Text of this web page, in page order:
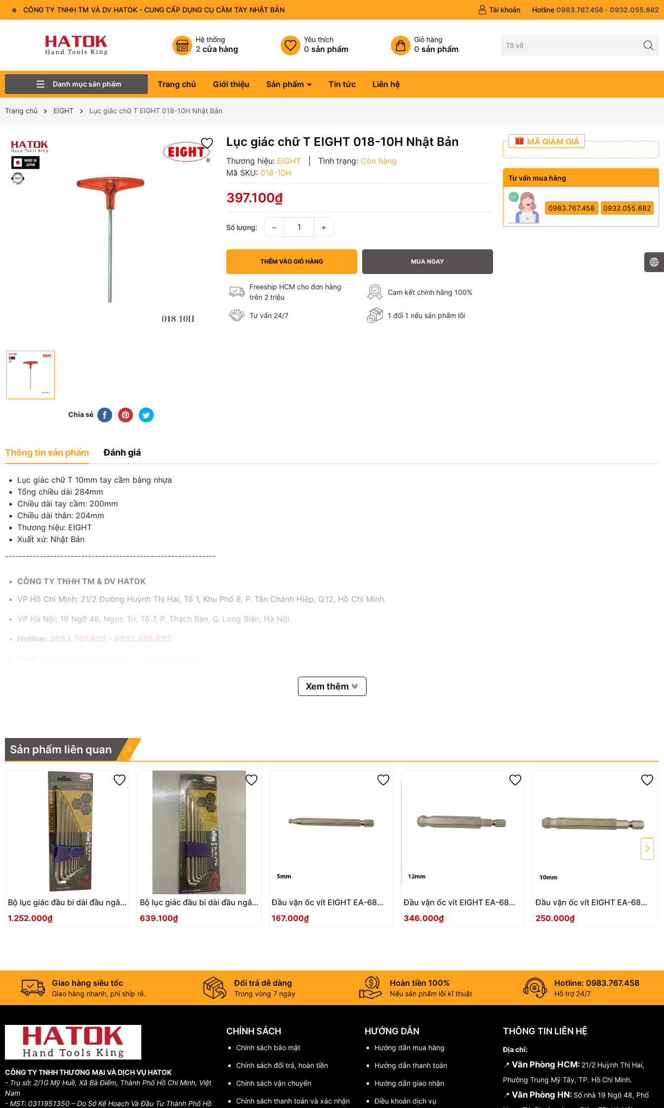
CÔNG TY TNHH TM VÀ DV HATOK - CUNG CẤP DỤNG CỤ CẦM TAY NHẬT BẢN Tài khoản Hotline 0983.767.458 - 0932.055.682
Hệ thống
2 cửa hàng
Yêu thích
0 sản phẩm
Giỏ hàng
0 sản phẩm
Danh mục sản phẩm Trang chủ Giới thiệu Sản phẩm Tin tức Liên hệ
Trang chủ EIGHT Lục giác chữ T EIGHT 018-10H Nhật Bản
Chia sẻ
Lục giác chữ T EIGHT 018-10H Nhật Bản
Thương hiệu: EIGHT Tình trạng: Còn hàng
Mã SKU: 018-10H
397.100₫
Số lượng: − +
THÊM VÀO GIỎ HÀNG MUA NGAY
Freeship HCM cho đơn hàng
trên 2 triệu
Cam kết chính hãng 100%
Tư vấn 24/7 1 đổi 1 nếu sản phẩm lỗi
MÃ GIẢM GIÁ
Tư vấn mua hàng
0983.767.458 0932.055.682
Thông tin sản phẩm Đánh giá
Lục giác chữ T 10mm tay cầm bằng nhựa
Tổng chiều dài 284mm
Chiều dài tay cầm: 200mm
Chiều dài thân: 204mm
Thương hiệu: EIGHT
Xuất xứ: Nhật Bản
-------------------------------------------------------------
CÔNG TY TNHH TM & DV HATOK
VP Hồ Chí Minh: 21/2 Đường Huỳnh Thị Hai, Tổ 1, Khu Phố 8, P. Tân Chánh Hiệp, Q.12, Hồ Chí Minh.
VP Hà Nội: 19 Ngõ 48, Ngọc Trì, Tổ 7, P. Thạch Bàn, Q. Long Biên, Hà Nội.
Hotline: 0983.767.458 – 0932.055.682
Xem thêm
Sản phẩm liên quan
Bộ lục giác đầu bi dài đầu ngắn
EIGHT TTS-9
1.252.000₫
Bộ lục giác đầu bi dài đầu ngắn
EIGHT TTS-7
639.100₫
Đầu vặn ốc vít EIGHT EA-68
(5mmx100)
167.000₫
Đầu vặn ốc vít EIGHT EA-68
(12mmx100)
346.000₫
Đầu vặn ốc vít EIGHT EA-68
(10mmx100)
250.000₫
Giao hàng siêu tốc
Giao hàng nhanh, phí ship rẻ.
Đổi trả dễ dàng
Trong vòng 7 ngày
Hoàn tiền 100%
Nếu sản phẩm lỗi kĩ thuật
Hotline: 0983.767.458
Hỗ trợ 24/7
CÔNG TY TNHH THƯƠNG MẠI VÀ DỊCH VỤ HATOK
- Trụ sở: 2/1G Mỹ Huề, Xã Bà Điểm, Thành Phố Hồ Chí Minh, Việt
Nam
- MST: 0311951350 – Do Sở Kế Hoạch Và Đầu Tư Thành Phố Hồ
CHÍNH SÁCH
Chính sách bảo mật
Chính sách đổi trả, hoàn tiền
Chính sách vận chuyển
Chính sách thanh toán và xác nhận
HƯỚNG DẪN
Hướng dẫn mua hàng
Hướng dẫn thanh toán
Hướng dẫn giao nhận
Điều khoản dịch vụ
THÔNG TIN LIÊN HỆ
Địa chỉ:
📍 Văn Phòng HCM: 21/2 Huỳnh Thị Hai,
Phường Trung Mỹ Tây, TP. Hồ Chí Minh.
📍 Văn Phòng HN: Số nhà 19 Ngõ 48, Phố